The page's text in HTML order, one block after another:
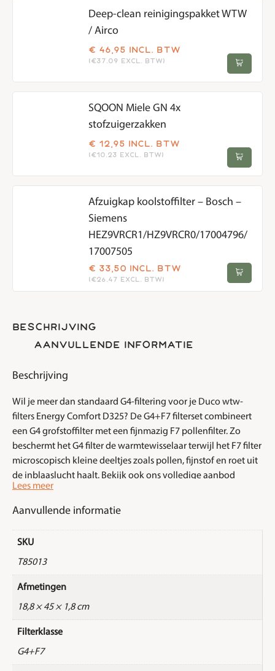
Deep-clean reinigingspakket WTW
/ Airco
€ 46,95 incl. btw
(€37.09 excl. btw)
SQOON Miele GN 4x
stofzuigerzakken
€ 12,95 incl. btw
(€10.23 excl. btw)
Afzuigkap koolstoffilter – Bosch –
Siemens
HEZ9VRCR1/HZ9VRCR0/17004796/
17007505
€ 33,50 incl. btw
(€26.47 excl. btw)
beschrijving
aanvullende informatie
Beschrijving
Wil je meer dan standaard G4-filtering voor je Duco wtw-
filters Energy Comfort D325? De G4+F7 filterset combineert
een G4 grofstoffilter met een fijnmazig F7 pollenfilter. Zo
beschermt het G4 filter de warmtewisselaar terwijl het F7 filter
microscopisch kleine deeltjes zoals pollen, fijnstof en roet uit
de inblaaslucht haalt. Bekijk ook ons volledige aanbod
vanwtw-filters
Directaltijd op voorraad.
kenmerken
G4+F7 filterset voor deDucoEnergy Comfort D325
G4 beschermt de warmtewisselaar, F7 vangt pollen en
fijnstof op
Superieure luchtkwaliteit ten opzichte van standaard
Aanvullende informatie
SKU
T85013
Afmetingen
18,8 × 45 × 1,8 cm
Filterklasse
G4+F7